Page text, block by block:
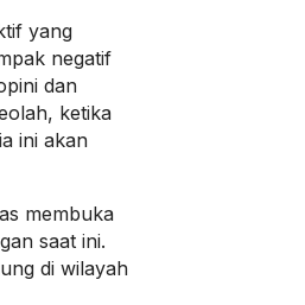
yang
negatif
dan
ketika
ini akan
membuka
saat ini.
di wilayah